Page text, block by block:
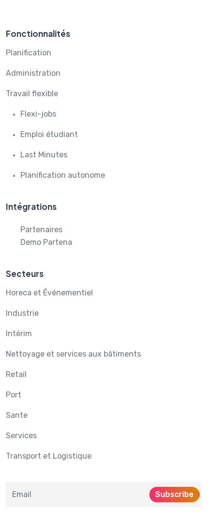
Fonctionnalités
Planification
Administration
Travail flexible
Flexi-jobs
Emploi étudiant
Last Minutes
Planification autonome
Intégrations
Partenaires
Demo Partena
Secteurs
Horeca et Événementiel
Industrie
Intérim
Nettoyage et services aux bâtiments
Retail
Port
Sante
Services
Transport et Logistique
Subscribe